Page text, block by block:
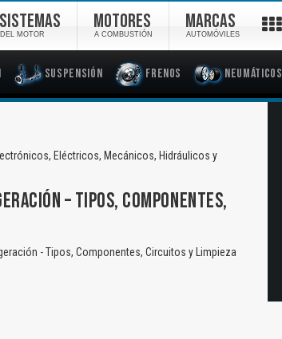
Suspensión Frenos Neumáticos
SISTEMAS
DEL MOTOR
MOTORES
A COMBUSTIÓN
MARCAS
AUTOMÓVILES
Eléctricos, Mecánicos, Hidráulicos y
– TIPOS, COMPONENTES,
- Tipos, Componentes, Circuitos y Limpieza